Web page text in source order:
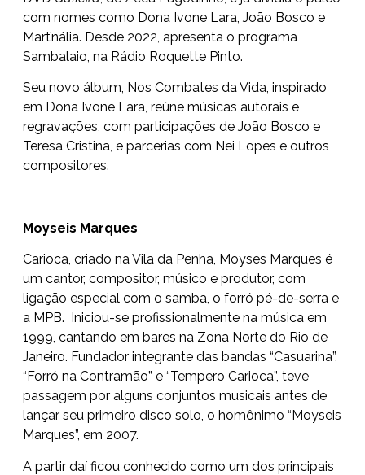
com nomes como Dona Ivone Lara, João Bosco e
Mart’nália. Desde 2022, apresenta o programa
Sambalaio, na Rádio Roquette Pinto.
Seu novo álbum, Nos Combates da Vida, inspirado
em Dona Ivone Lara, reúne músicas autorais e
regravações, com participações de João Bosco e
Teresa Cristina, e parcerias com Nei Lopes e outros
compositores.
Moyseis Marques
Carioca, criado na Vila da Penha, Moyses Marques é
um cantor, compositor, músico e produtor, com
ligação especial com o samba, o forró pé-de-serra e
a MPB. Iniciou-se profissionalmente na música em
1999, cantando em bares na Zona Norte do Rio de
Janeiro. Fundador integrante das bandas “Casuarina”,
“Forró na Contramão” e “Tempero Carioca”, teve
passagem por alguns conjuntos musicais antes de
lançar seu primeiro disco solo, o homônimo “Moyseis
Marques”, em 2007.
A partir daí ficou conhecido como um dos principais